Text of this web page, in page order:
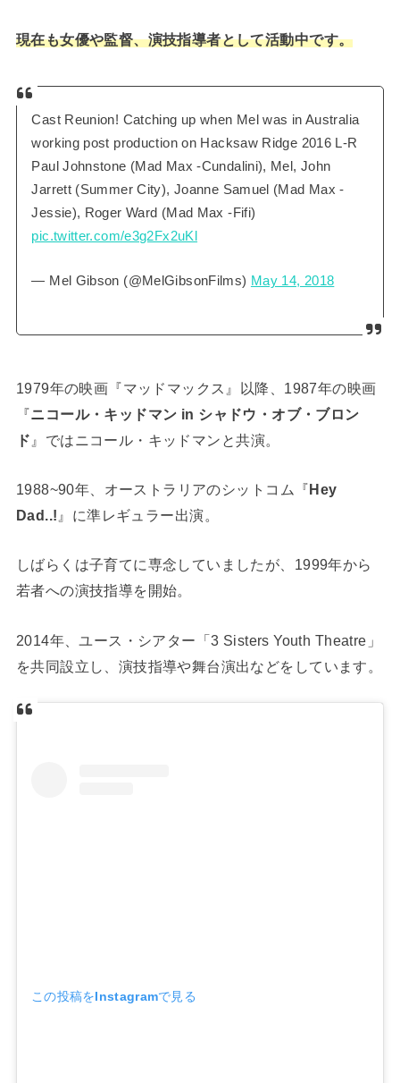
現在も女優や監督、演技指導者として活動中です。
Cast Reunion! Catching up when Mel was in Australia
working post production on Hacksaw Ridge 2016 L-R
Paul Johnstone (Mad Max -Cundalini), Mel, John
Jarrett (Summer City), Joanne Samuel (Mad Max -
Jessie), Roger Ward (Mad Max -Fifi)
pic.twitter.com/e3g2Fx2uKl
— Mel Gibson (@MelGibsonFilms) May 14, 2018
1979年の映画『マッドマックス』以降、1987年の映画
『 ニコール・キッドマン in シャドウ・オブ・ブロン
ド 』ではニコール・キッドマンと共演。
1988~90年、オーストラリアのシットコム『Hey
Dad..! 』に準レギュラー出演。
しばらくは子育てに専念していましたが、1999年から
若者への演技指導を開始。
2014年、ユース・シアター「3 Sisters Youth Theatre」
を共同設立し、演技指導や舞台演出などをしています。
この投稿をInstagramで見る